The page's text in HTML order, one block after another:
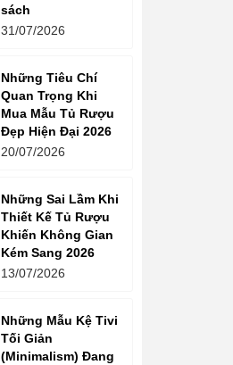
sách
31/07/2026
Những Tiêu Chí
Quan Trọng Khi
Mua Mẫu Tủ Rượu
Đẹp Hiện Đại 2026
20/07/2026
Những Sai Lầm Khi
Thiết Kế Tủ Rượu
Khiến Không Gian
Kém Sang 2026
13/07/2026
Những Mẫu Kệ Tivi
Tối Giản
(Minimalism) Đang